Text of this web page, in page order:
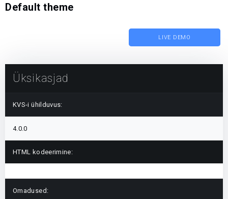
Default theme
LIVE DEMO
Üksikasjad
KVS-i ühilduvus:
4.0.0
HTML kodeerimine:
Omadused: